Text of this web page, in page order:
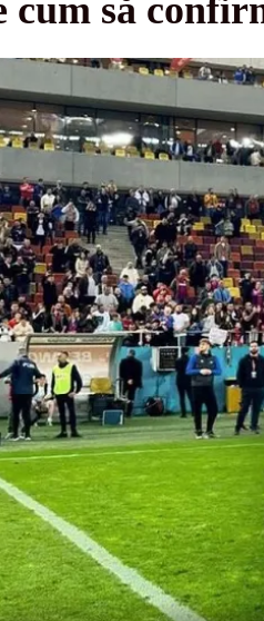
cum să